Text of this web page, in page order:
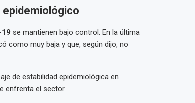
epidemiológico
19 se mantienen bajo control. En la última
como muy baja y que, según dijo, no
de estabilidad epidemiológica en
enfrenta el sector.